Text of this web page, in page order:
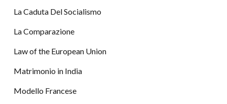
La Caduta Del Socialismo
La Comparazione
Law of the European Union
Matrimonio in India
Modello Francese